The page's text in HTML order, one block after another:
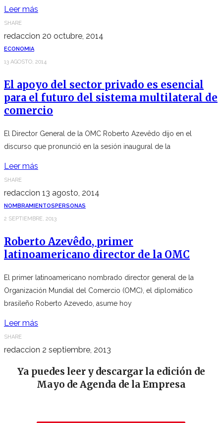
Leer más
SHARE
redaccion 20 octubre, 2014
ECONOMIA
13 AGOSTO, 2014
El apoyo del sector privado es esencial
para el futuro del sistema multilateral de
comercio
El Director General de la OMC Roberto Azevêdo dijo en el
discurso que pronunció en la sesión inaugural de la
Leer más
SHARE
redaccion 13 agosto, 2014
NOMBRAMIENTOSPERSONAS
2 SEPTIEMBRE, 2013
Roberto Azevêdo, primer
latinoamericano director de la OMC
El primer latinoamericano nombrado director general de la
Organización Mundial del Comercio (OMC), el diplomático
brasileño Roberto Azevedo, asume hoy
Leer más
SHARE
redaccion 2 septiembre, 2013
Ya puedes leer y descargar la edición de
Mayo de Agenda de la Empresa